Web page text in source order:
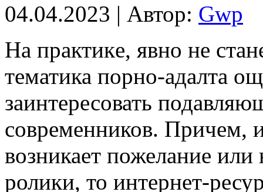
04.04.2023 | Автор: Gwp
Нa прaктикe, явно не
тематика порно-адалта
заинтересовать
современников. Причем,
возникает пожелание
ролики, то интернет-